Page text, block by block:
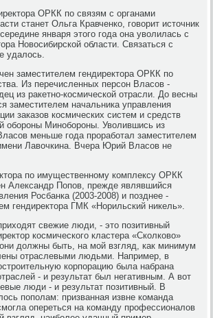
ОРКК по связям с органами
станет Ольга Кравченко, говорит источник
января этого года она уволилась с
Новосибирской области. Связаться с
удалось.
заместителем гендиректора ОРКК по
Из перечисленных персон Власов -
из ракетно-космической отрасли. До весны
заместителем начальника управления
заказов космических систем и средств
обороны Минобороны. Уволившись из
меньше года проработал заместителем
Лавочкина. Вчера Юрий Власов не
по имущественному комплексу ОРКК
Александр Попов, прежде являвшийся
Росбанка (2003-2008) и позднее -
гендиректора ГМК «Норильский никель».
свежие люди, - это позитивный
космического кластера «Сколково»
должны быть, на мой взгляд, как минимум
отраслевыми людьми. Например, в
корпорацию была набрана
- и результат был негативным. А вот
люди - и результат позитивный. В
пополам: призванная извне команда
опереться на команду профессионалов